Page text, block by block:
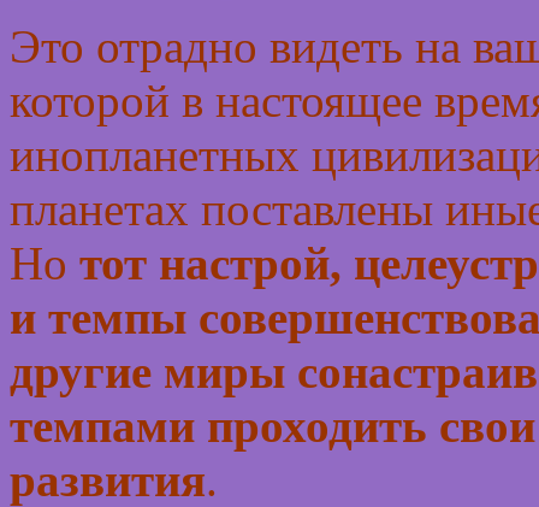
Это отрадно видеть на
которой в настоящее
инопланетных
планетах поставлены
Но тот настрой,
и темпы
другие миры
темпами проходить
развития.